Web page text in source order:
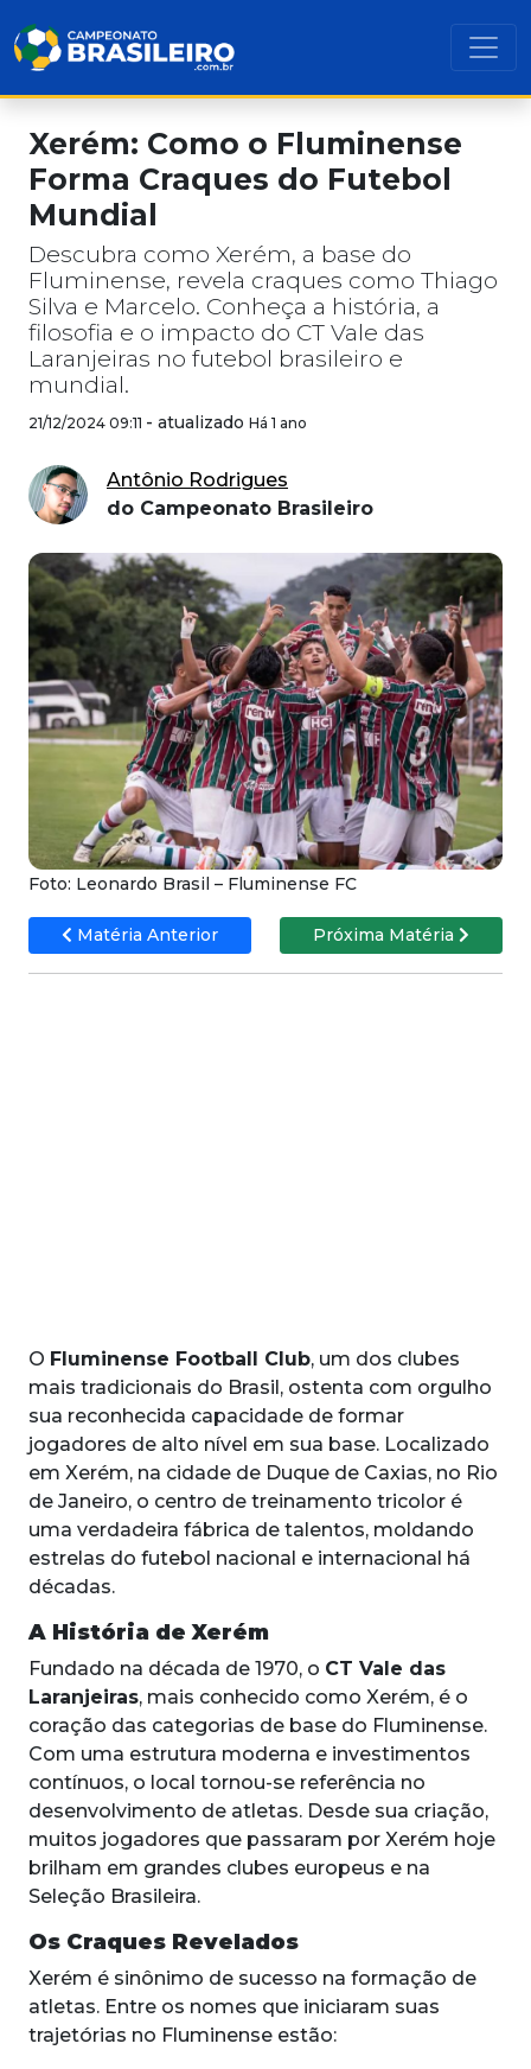
Xerém: Como o Fluminense
Forma Craques do Futebol
Mundial
Descubra como Xerém, a base do
Fluminense, revela craques como Thiago
Silva e Marcelo. Conheça a história, a
filosofia e o impacto do CT Vale das
Laranjeiras no futebol brasileiro e
mundial.
21/12/2024 09:11 - atualizado Há 1 ano
Antônio Rodrigues
do Campeonato Brasileiro
Foto: Leonardo Brasil – Fluminense FC
Matéria Anterior Próxima Matéria
O Fluminense Football Club, um dos clubes
mais tradicionais do Brasil, ostenta com orgulho
sua reconhecida capacidade de formar
jogadores de alto nível em sua base. Localizado
em Xerém, na cidade de Duque de Caxias, no Rio
de Janeiro, o centro de treinamento tricolor é
uma verdadeira fábrica de talentos, moldando
estrelas do futebol nacional e internacional há
décadas.
A História de Xerém
Fundado na década de 1970, o CT Vale das
Laranjeiras, mais conhecido como Xerém, é o
coração das categorias de base do Fluminense.
Com uma estrutura moderna e investimentos
contínuos, o local tornou-se referência no
desenvolvimento de atletas. Desde sua criação,
muitos jogadores que passaram por Xerém hoje
brilham em grandes clubes europeus e na
Seleção Brasileira.
Os Craques Revelados
Xerém é sinônimo de sucesso na formação de
atletas. Entre os nomes que iniciaram suas
trajetórias no Fluminense estão: